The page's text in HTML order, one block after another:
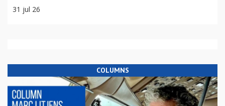
31 jul 26
COLUMNS